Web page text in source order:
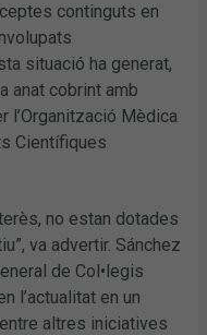
continguts en
situació ha generat,
anat cobrint amb
l’Organització Mèdica
Científiques
no estan dotades
va advertir. Sánchez
de Col•legis
l’actualitat en un
altres iniciatives